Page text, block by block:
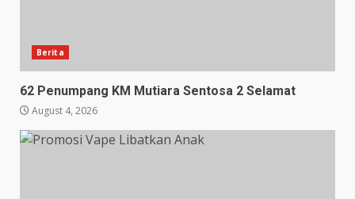
Berita
62 Penumpang KM Mutiara Sentosa 2 Selamat
August 4, 2026